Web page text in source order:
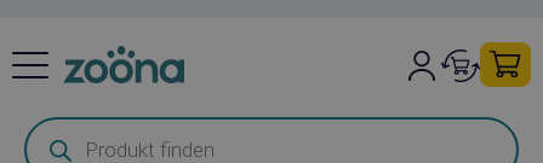
Products
search